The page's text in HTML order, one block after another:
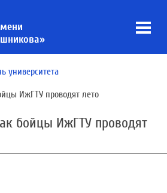
университета
ИжГТУ проводят лето
бойцы ИжГТУ проводят